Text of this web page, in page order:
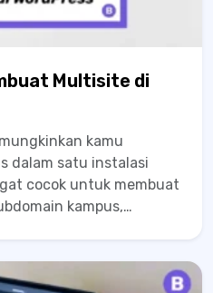
Multisite di
kamu
dalam satu instalasi
cocok untuk membuat
kampus,
Multisite di localhost